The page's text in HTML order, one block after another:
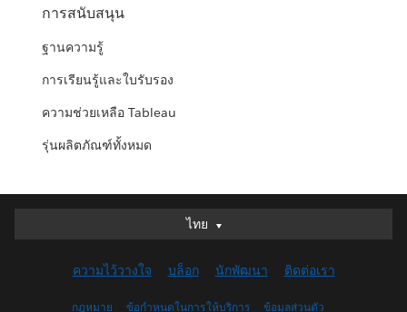
การสนับสนุน
ฐานความรู้
การเรียนรู้และใบรับรอง
ความช่วยเหลือ Tableau
รุ่นผลิตภัณฑ์ทั้งหมด
ไทย
ไทย
English (UK)
English (US)
ความไว้วางใจ บล็อก นักพัฒนา ติดต่อเรา
กฎหมาย ข้อกำหนดในการให้บริการ ข้อมูลส่วนตัว